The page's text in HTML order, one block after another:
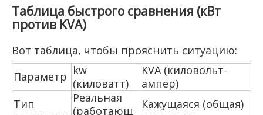
Таблица быстрого сравнения (кВт
против KVA)
Вот таблица, чтобы прояснить ситуацию:
Параметр kw
(киловатт)
KVA (киловольт-
ампер)
Тип
Реальная
(работающ
Кажущаяся (общая)